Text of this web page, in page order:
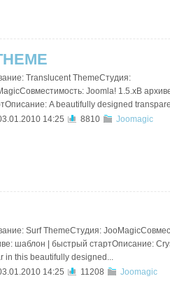
Translucent ThemeСтудия:
Joomla! 1.5.xВ
A beautifully designed
14:25
8810 Joomagic
Surf ThemeСтудия:
шаблон | быстрый стартОписание:
in this beautifully designed...
14:25
11208 Joomagic